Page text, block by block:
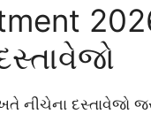
નીચેના દસ્તાવેજો